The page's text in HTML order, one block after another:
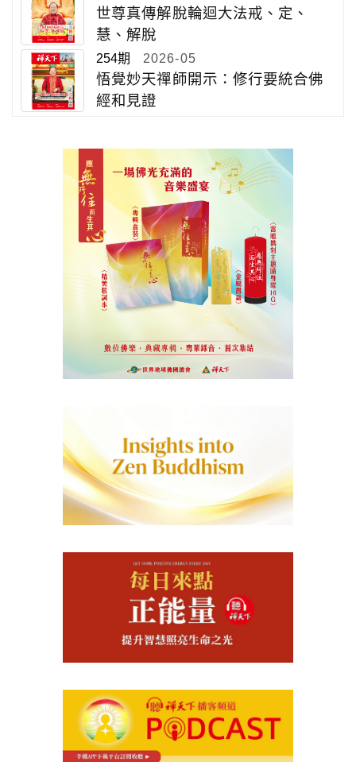
世尊真傳解脫輪迴大法戒、定、
慧、解脫
254期 2026-05
悟覺妙天禪師開示：修行要統合佛
經和見證